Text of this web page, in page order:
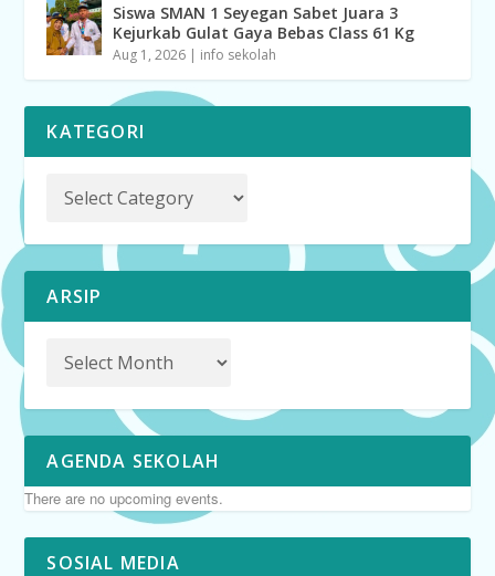
Siswa SMAN 1 Seyegan Sabet Juara 3
Kejurkab Gulat Gaya Bebas Class 61 Kg
Aug 1, 2026 | info sekolah
KATEGORI
ARSIP
AGENDA SEKOLAH
There are no upcoming events.
SOSIAL MEDIA